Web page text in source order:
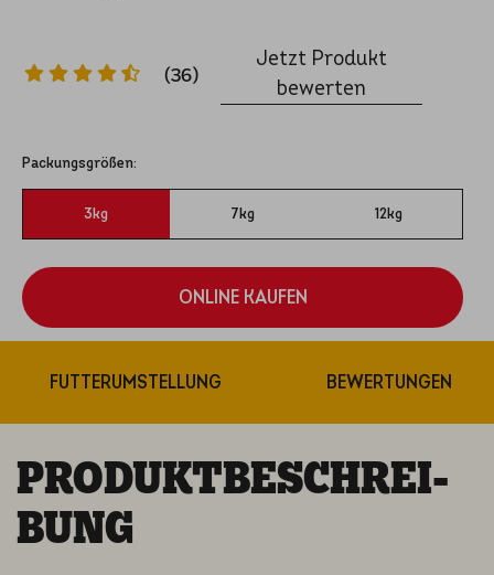
(36)
Jetzt Produkt
bewerten
Packungsgrößen:
3kg 7kg 12kg
ONLINE KAUFEN
Teilen
FUTTERUMSTELLUNG BEWERTUNGEN
PRODUKT­BE­SCHREI­
BUNG